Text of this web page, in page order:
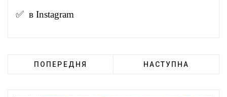
✅ в Instagram
ПОПЕРЕДНЯ НАСТУПНА